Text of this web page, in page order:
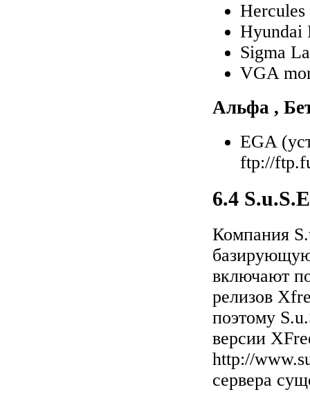
Hercules
Hyundai
Sigma
VGA
Альфа ,
EGA
ftp://
6.4
Компания
включают
релизов
поэтому
версии
http://
сервера